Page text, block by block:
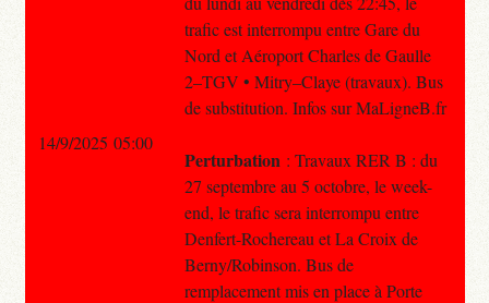
trafic est interrompu entre Gare du
Nord et Aéroport Charles de Gaulle
2–TGV • Mitry–Claye (travaux). Bus
de substitution. Infos sur MaLigneB.fr
Perturbation : Travaux RER B : du
27 septembre au 5 octobre, le week-
end, le trafic sera interrompu entre
Denfert-Rochereau et La Croix de
Berny/Robinson. Bus de
remplacement mis en place à Porte
14/9/2025 05:00